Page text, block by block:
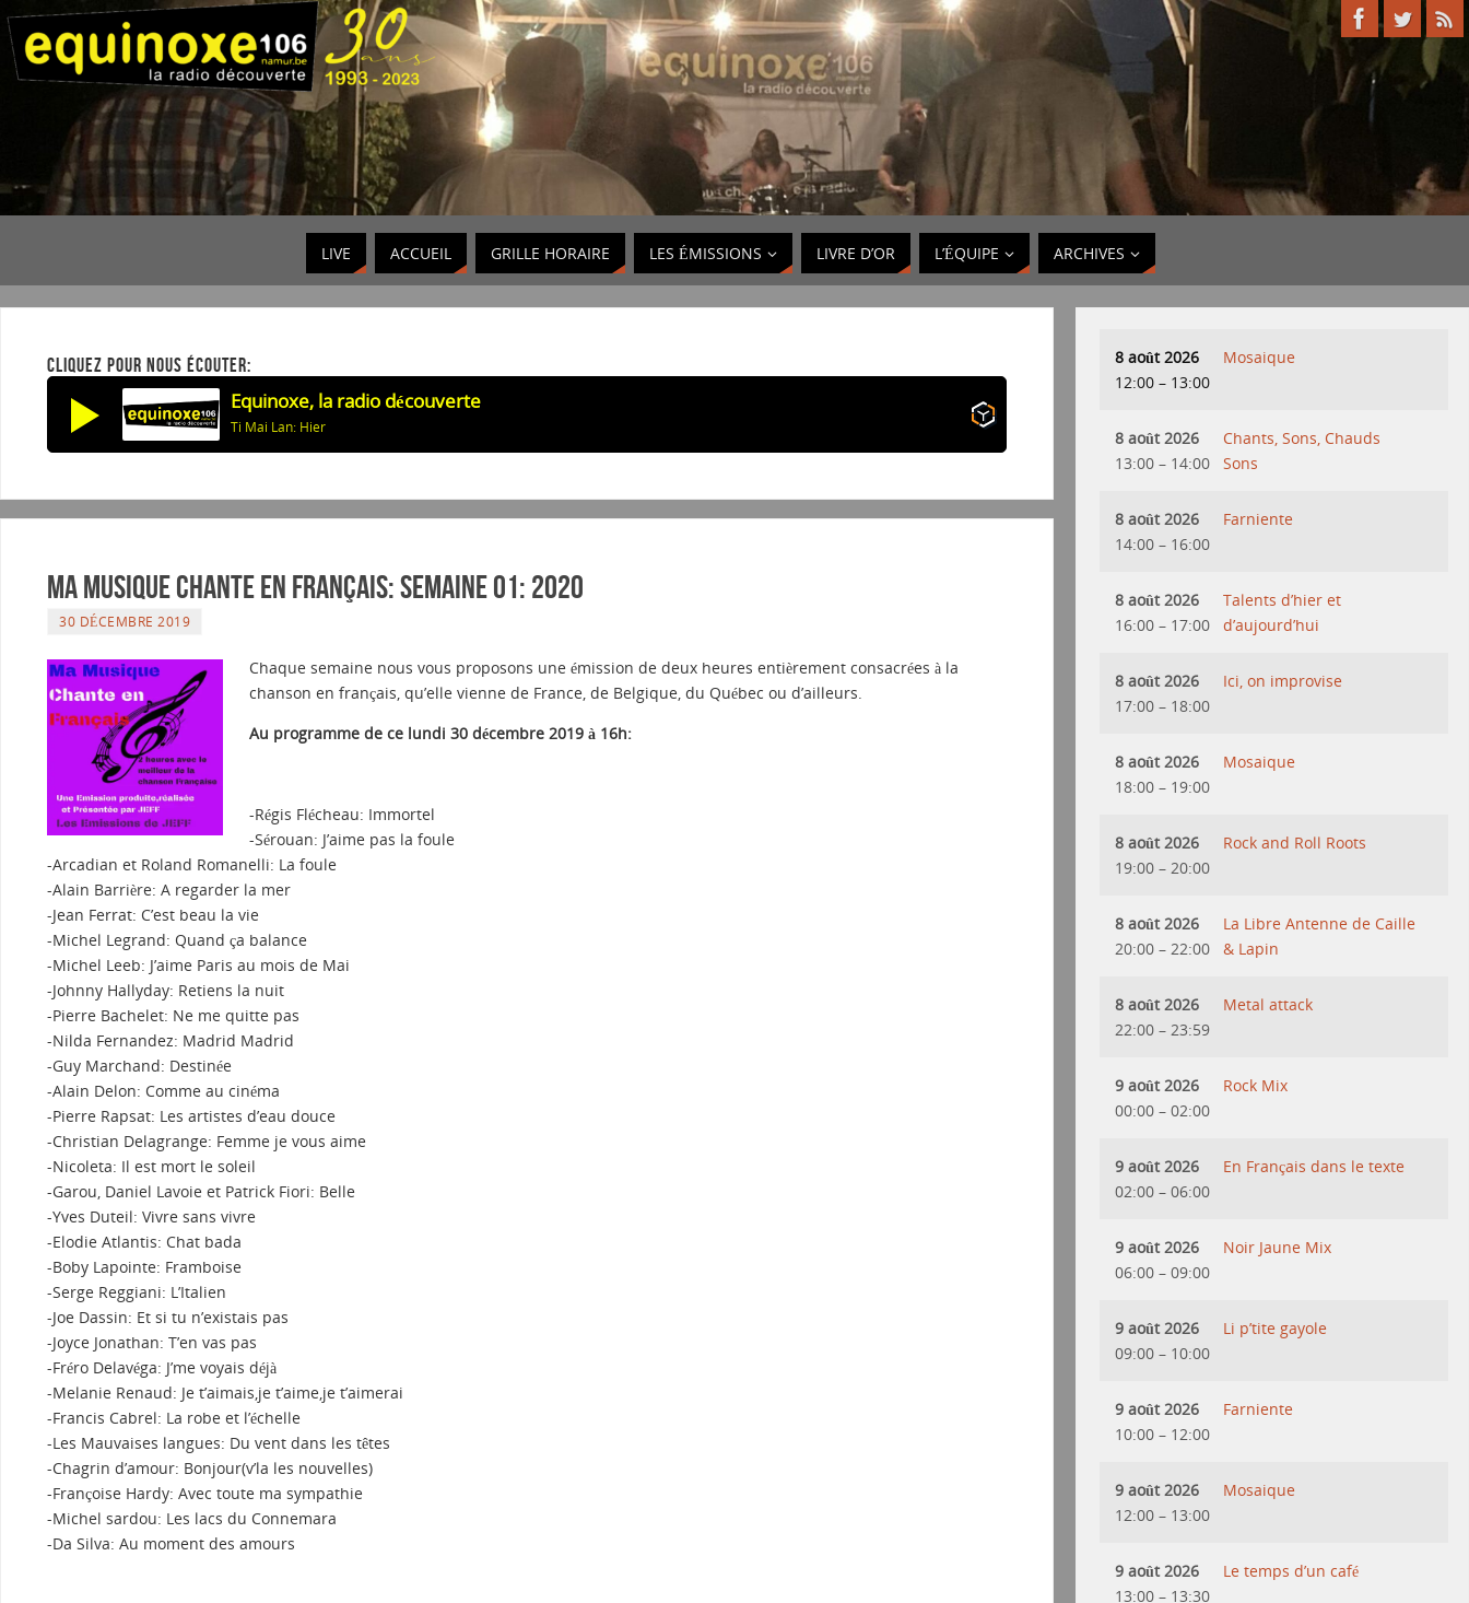
LIVE ACCUEIL GRILLE HORAIRE LES ÉMISSIONS LIVRE D’OR L’ÉQUIPE ARCHIVES
CLIQUEZ POUR NOUS ÉCOUTER:
Equinoxe, la radio découverte
Ti Mai Lan: Hier
Ma musique chante en Français: Semaine 01: 2020
30 DÉCEMBRE 2019
Chaque semaine nous vous proposons une émission de deux heures entièrement consacrées à la
chanson en français, qu’elle vienne de France, de Belgique, du Québec ou d’ailleurs.
Au programme de ce lundi 30 décembre 2019 à 16h:
-Régis Flécheau: Immortel
-Sérouan: J’aime pas la foule
-Arcadian et Roland Romanelli: La foule
-Alain Barrière: A regarder la mer
-Jean Ferrat: C’est beau la vie
-Michel Legrand: Quand ça balance
-Michel Leeb: J’aime Paris au mois de Mai
-Johnny Hallyday: Retiens la nuit
-Pierre Bachelet: Ne me quitte pas
-Nilda Fernandez: Madrid Madrid
-Guy Marchand: Destinée
-Alain Delon: Comme au cinéma
-Pierre Rapsat: Les artistes d’eau douce
-Christian Delagrange: Femme je vous aime
-Nicoleta: Il est mort le soleil
-Garou, Daniel Lavoie et Patrick Fiori: Belle
-Yves Duteil: Vivre sans vivre
-Elodie Atlantis: Chat bada
-Boby Lapointe: Framboise
-Serge Reggiani: L’Italien
-Joe Dassin: Et si tu n’existais pas
-Joyce Jonathan: T’en vas pas
-Fréro Delavéga: J’me voyais déjà
-Melanie Renaud: Je t’aimais,je t’aime,je t’aimerai
-Francis Cabrel: La robe et l’échelle
-Les Mauvaises langues: Du vent dans les têtes
-Chagrin d’amour: Bonjour(v’la les nouvelles)
-Françoise Hardy: Avec toute ma sympathie
-Michel sardou: Les lacs du Connemara
-Da Silva: Au moment des amours
8 août 2026
12:00 – 13:00
Mosaique
8 août 2026
13:00 – 14:00
Chants, Sons, Chauds
Sons
8 août 2026
14:00 – 16:00
Farniente
8 août 2026
16:00 – 17:00
Talents d’hier et
d’aujourd’hui
8 août 2026
17:00 – 18:00
Ici, on improvise
8 août 2026
18:00 – 19:00
Mosaique
8 août 2026
19:00 – 20:00
Rock and Roll Roots
8 août 2026
20:00 – 22:00
La Libre Antenne de Caille
& Lapin
8 août 2026
22:00 – 23:59
Metal attack
9 août 2026
00:00 – 02:00
Rock Mix
9 août 2026
02:00 – 06:00
En Français dans le texte
9 août 2026
06:00 – 09:00
Noir Jaune Mix
9 août 2026
09:00 – 10:00
Li p’tite gayole
9 août 2026
10:00 – 12:00
Farniente
9 août 2026
12:00 – 13:00
Mosaique
9 août 2026
13:00 – 13:30
Le temps d’un café